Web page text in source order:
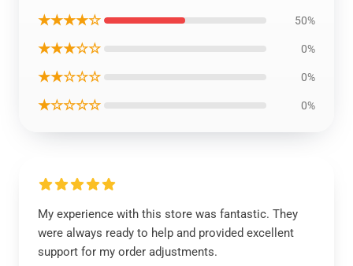
★★★★☆ 50%
★★★☆☆ 0%
★★☆☆☆ 0%
★☆☆☆☆ 0%
My experience with this store was fantastic. They
were always ready to help and provided excellent
support for my order adjustments.